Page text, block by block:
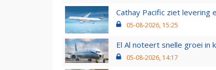
Cathay Pacific ziet levering
05-08-2026, 15:25
El Al noteert snelle groei in
05-08-2026, 14:17